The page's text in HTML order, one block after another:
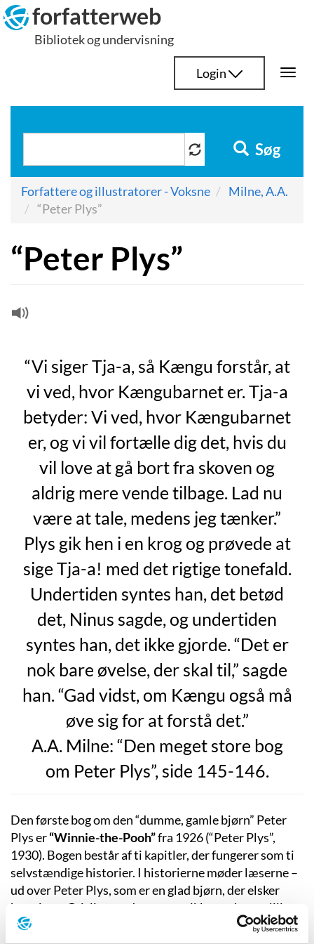
Hop
til
indhold
forfatterweb
Bibliotek og undervisning
Login
Søg
Forfattere og illustratorer - Voksne
Milne, A.A.
“Peter Plys”
“Peter Plys”
“Vi siger Tja-a, så Kængu forstår, at
vi ved, hvor Kængubarnet er. Tja-a
betyder: Vi ved, hvor Kængubarnet
er, og vi vil fortælle dig det, hvis du
vil love at gå bort fra skoven og
aldrig mere vende tilbage. Lad nu
være at tale, medens jeg tænker.”
Plys gik hen i en krog og prøvede at
sige Tja-a! med det rigtige tonefald.
Undertiden syntes han, det betød
det, Ninus sagde, og undertiden
syntes han, det ikke gjorde. “Det er
nok bare øvelse, der skal til,” sagde
han. “Gad vidst, om Kængu også må
øve sig for at forstå det.”
A.A. Milne: “Den meget store bog
om Peter Plys”, side 145-146.
Den første bog om den “dumme, gamle bjørn” Peter
Plys er“Winnie-the-Pooh”fra 1926 (“Peter Plys”,
1930). Bogen består af ti kapitler, der fungerer som ti
selvstændige historier. I historierne møder læserne –
ud over Peter Plys, som er en glad bjørn, der elsker
honning – Grislingen, der er en usikker og bange lille
gris, Æsel, der lider af dårligt selvværd og altid er lidt